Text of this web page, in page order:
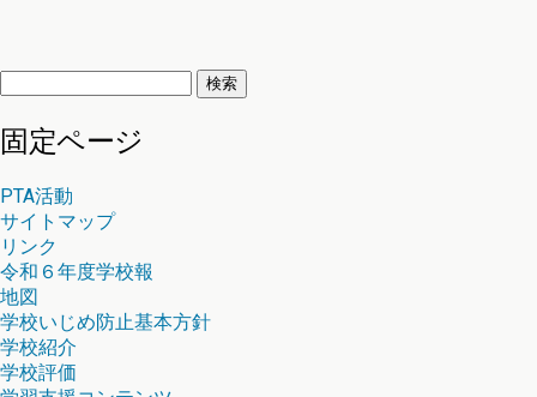
検
固定ページ
PTA活動
サイトマップ
リンク
令和６年度学校報
地図
学校いじめ防止基本方針
学校紹介
学校評価